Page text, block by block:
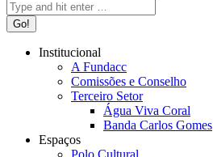
Institucional
A Fundacc
Comissões e Conselho
Terceiro Setor
Água Viva Coral
Banda Carlos Gomes
Espaços
Polo Cultural